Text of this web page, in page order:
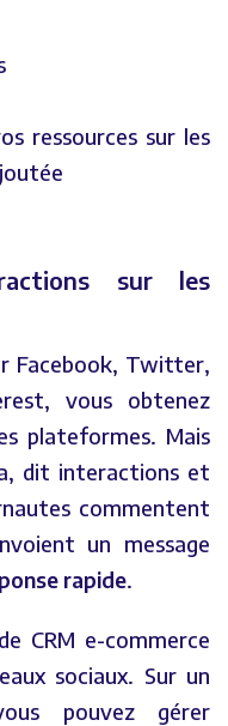
ressources sur les
sur les
Facebook, Twitter,
vous obtenez
plateformes. Mais
dit interactions et
commentent
un message
rapide.
CRM e-commerce
sociaux. Sur un
pouvez gérer